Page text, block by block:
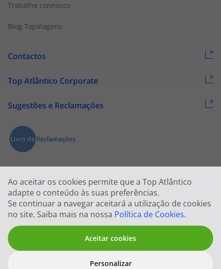
Ao aceitar os cookies permite que a Top Atlântico
adapte o conteúdo às suas preferências.
Se continuar a navegar aceitará a utilização de cookies
no site. Saiba mais na nossa Política de Cookies.
Aceitar cookies
Personalizar
Trabalhe connosco
Blog TopViagens
Contactos
Top Atlântico Corporate
Sugestões e Reclamações
2026 © Todos os direitos reservados:Top Atlântico, Viagens e Turismo